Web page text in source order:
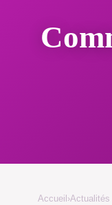
Accueil ›Actualités